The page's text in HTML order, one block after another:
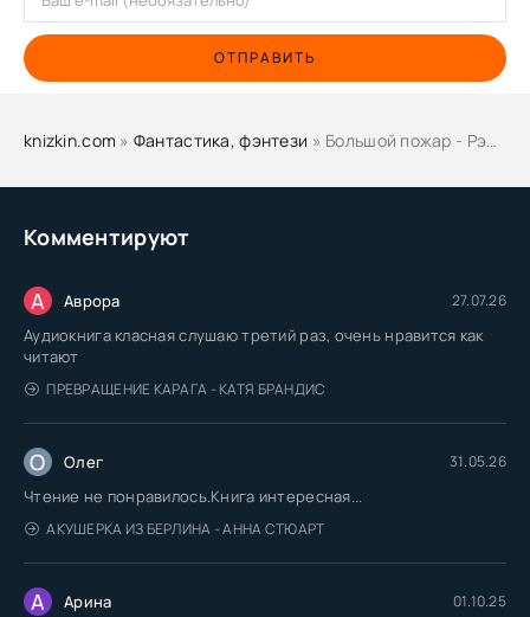
Комментируют
А Аврора 27.07.26
Аудиокнига класная слушаю третий раз, очень нравится как
читают
ПРЕВРАЩЕНИЕ КАРАГА - КАТЯ БРАНДИС
О Олег 31.05.26
Чтение не понравилось.Книга интересная...
АКУШЕРКА ИЗ БЕРЛИНА - АННА СТЮАРТ
А Арина 01.10.25
ОТПРАВИТЬ
knizkin.com » Фантастика, фэнтези » Большой пожар - Рэй Брэдбери